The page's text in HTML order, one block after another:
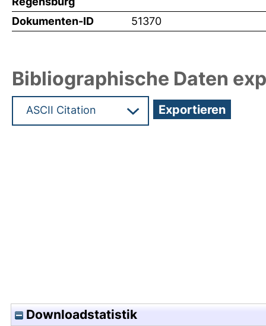
Dokumenten-ID
51370
Bibliographische Daten
Downloadstatistik